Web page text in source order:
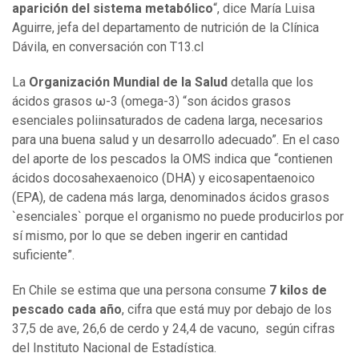
aparición del sistema metabólico“, dice María Luisa
Aguirre, jefa del departamento de nutrición de la Clínica
Dávila, en conversación con T13.cl
La Organización Mundial de la Salud detalla que los
ácidos grasos ω-3 (omega-3) “son ácidos grasos
esenciales poliinsaturados de cadena larga, necesarios
para una buena salud y un desarrollo adecuado”. En el caso
del aporte de los pescados la OMS indica que “contienen
ácidos docosahexaenoico (DHA) y eicosapentaenoico
(EPA), de cadena más larga, denominados ácidos grasos
`esenciales` porque el organismo no puede producirlos por
sí mismo, por lo que se deben ingerir en cantidad
suficiente”.
En Chile se estima que una persona consume 7 kilos de
pescado cada año, cifra que está muy por debajo de los
37,5 de ave, 26,6 de cerdo y 24,4 de vacuno, según cifras
del Instituto Nacional de Estadística.